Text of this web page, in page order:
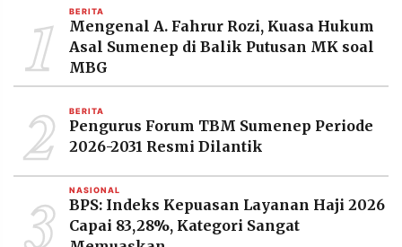
RESOLUSI
MEDIA
PRAMUDITA
©
Resolusi.co
2026
RESOLUSI
MEDIA
PRAMUDITA
1 BERITA
Mengenal A. Fahrur Rozi, Kuasa Hukum
Asal Sumenep di Balik Putusan MK soal
MBG
2 BERITA
Pengurus Forum TBM Sumenep Periode
2026-2031 Resmi Dilantik
3 NASIONAL
BPS: Indeks Kepuasan Layanan Haji 2026
Capai 83,28%, Kategori Sangat